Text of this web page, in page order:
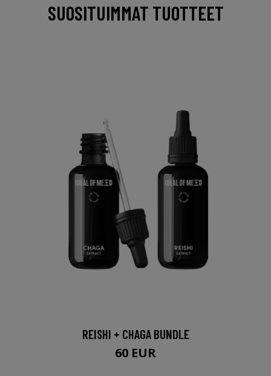
SUOSITUIMMAT TUOTTEET
REISHI + CHAGA BUNDLE
60 EUR